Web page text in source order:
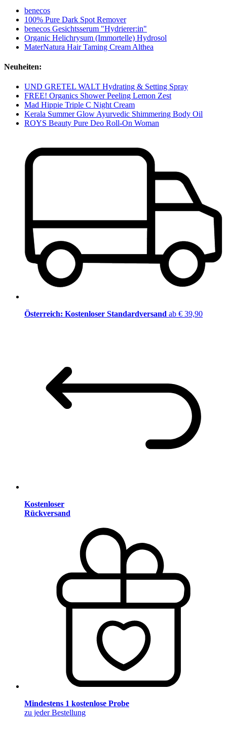
benecos
100% Pure Dark Spot Remover
benecos Gesichtsserum "Hydrierer:in"
Organic Helichrysum (Immortelle) Hydrosol
MaterNatura Hair Taming Cream Althea
Neuheiten:
UND GRETEL WALT Hydrating & Setting Spray
FREE! Organics Shower Peeling Lemon Zest
Mad Hippie Triple C Night Cream
Kerala Summer Glow Ayurvedic Shimmering Body Oil
ROYS Beauty Pure Deo Roll-On Woman
Österreich: Kostenloser Standardversand ab € 39,90
Kostenloser
Rückversand
Mindestens 1 kostenlose Probe
zu jeder Bestellung